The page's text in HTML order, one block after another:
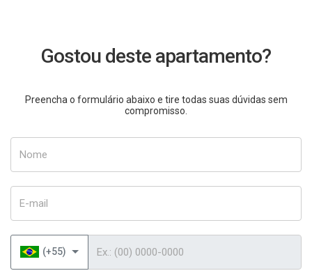
Gostou deste apartamento?
Preencha o formulário abaixo e tire todas suas dúvidas sem
compromisso.
(+55)